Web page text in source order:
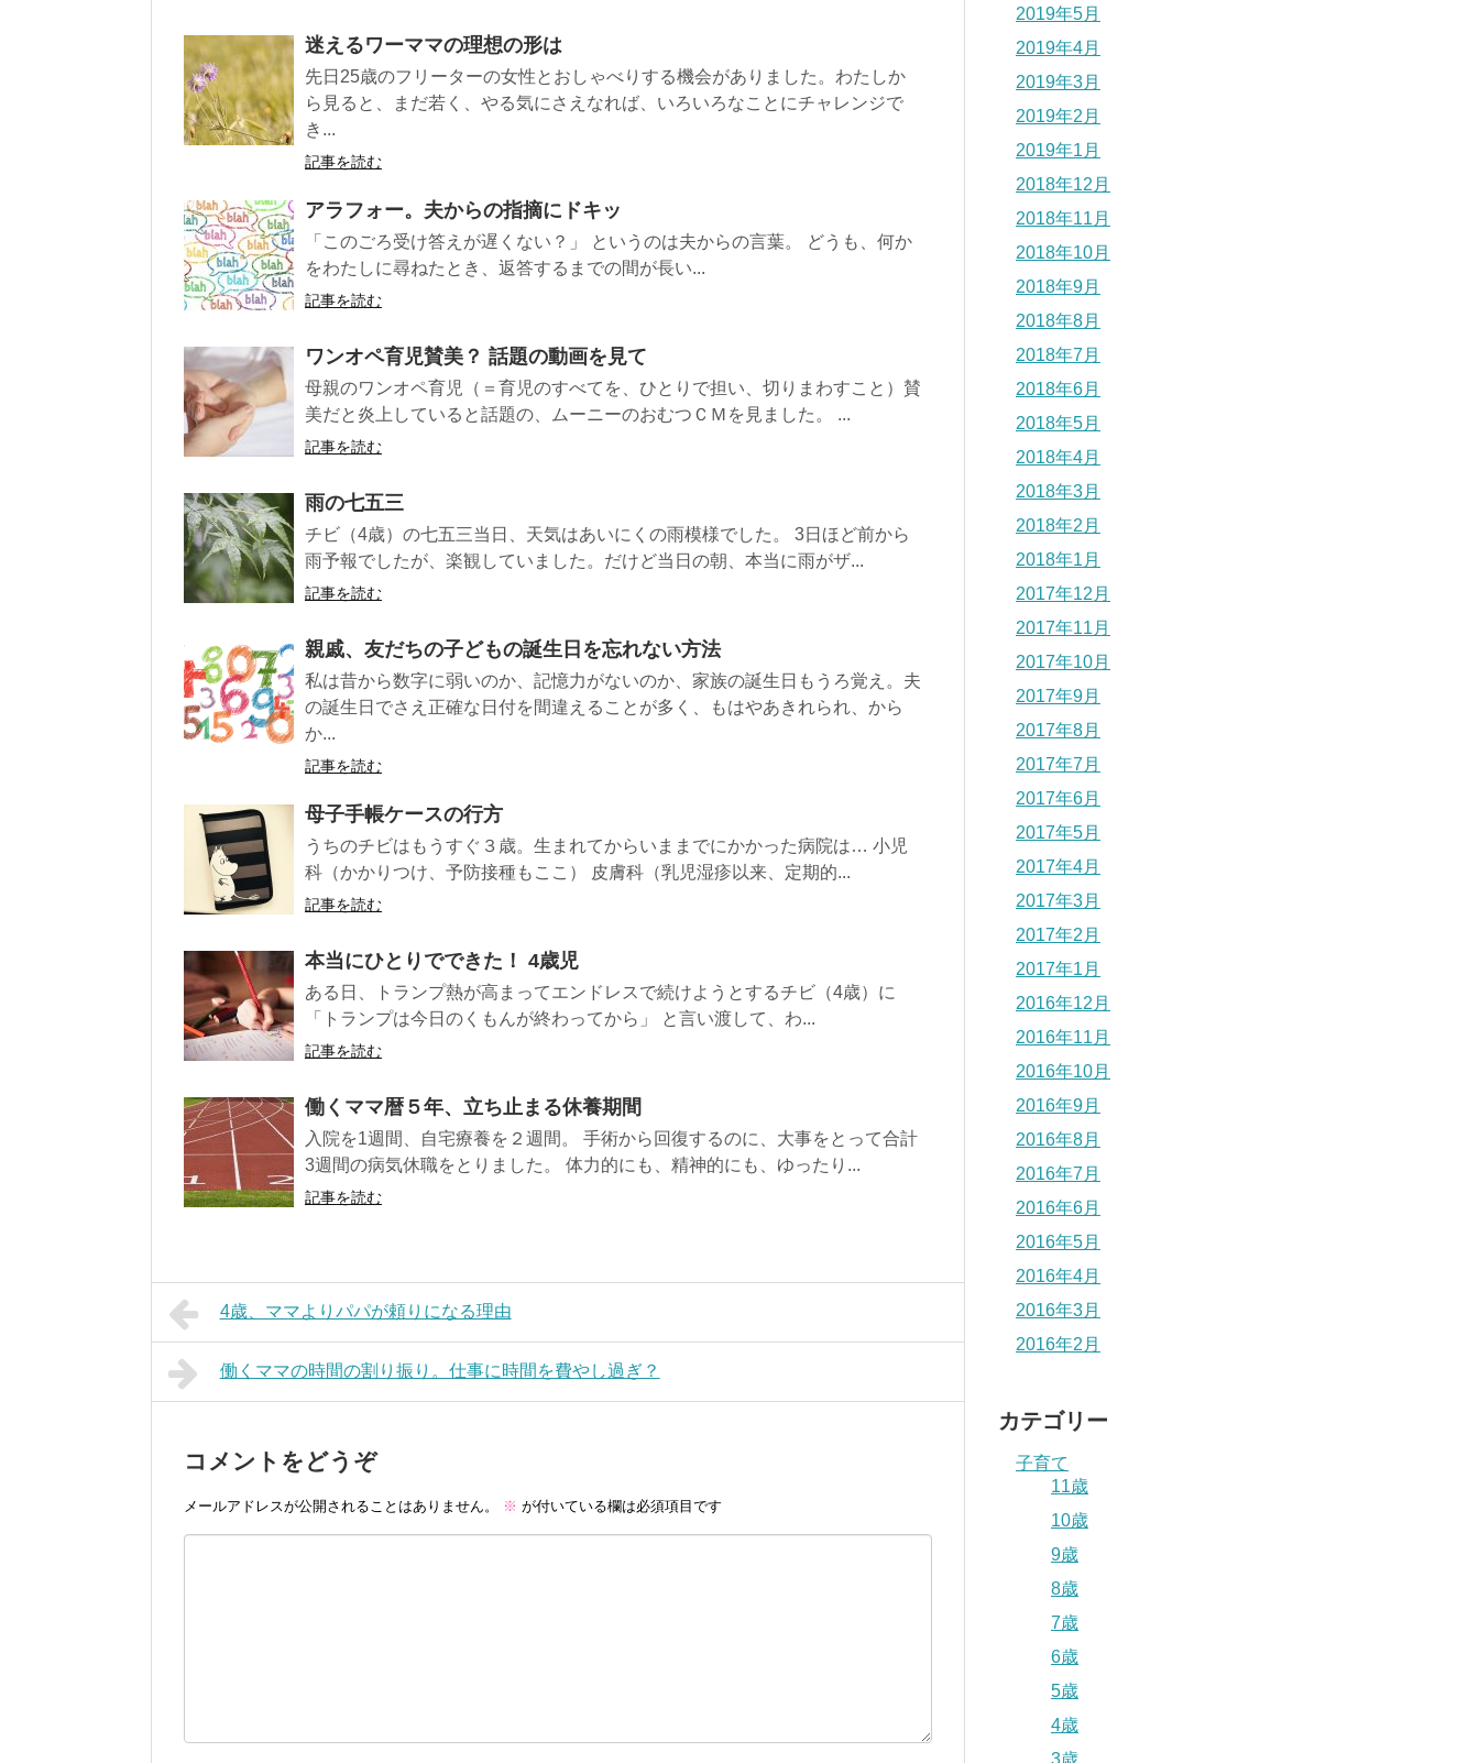
迷えるワーママの理想の形は
先日25歳のフリーターの女性とおしゃべりする機会がありました。わたしか
ら見ると、まだ若く、やる気にさえなれば、いろいろなことにチャレンジで
き...
記事を読む
アラフォー。夫からの指摘にドキッ
「このごろ受け答えが遅くない？」 というのは夫からの言葉。 どうも、何か
をわたしに尋ねたとき、返答するまでの間が長い...
記事を読む
ワンオペ育児賛美？ 話題の動画を見て
母親のワンオペ育児（＝育児のすべてを、ひとりで担い、切りまわすこと）賛
美だと炎上していると話題の、ムーニーのおむつＣＭを見ました。 ...
記事を読む
雨の七五三
チビ（4歳）の七五三当日、天気はあいにくの雨模様でした。 3日ほど前から
雨予報でしたが、楽観していました。だけど当日の朝、本当に雨がザ...
記事を読む
親戚、友だちの子どもの誕生日を忘れない方法
私は昔から数字に弱いのか、記憶力がないのか、家族の誕生日もうろ覚え。夫
の誕生日でさえ正確な日付を間違えることが多く、もはやあきれられ、から
か...
記事を読む
母子手帳ケースの行方
うちのチビはもうすぐ３歳。生まれてからいままでにかかった病院は… 小児
科（かかりつけ、予防接種もここ） 皮膚科（乳児湿疹以来、定期的...
記事を読む
本当にひとりでできた！ 4歳児
ある日、トランプ熱が高まってエンドレスで続けようとするチビ（4歳）に
「トランプは今日のくもんが終わってから」 と言い渡して、わ...
記事を読む
働くママ暦５年、立ち止まる休養期間
入院を1週間、自宅療養を２週間。 手術から回復するのに、大事をとって合計
3週間の病気休職をとりました。 体力的にも、精神的にも、ゆったり...
記事を読む
4歳、ママよりパパが頼りになる理由
働くママの時間の割り振り。仕事に時間を費やし過ぎ？
コメントをどうぞ
メールアドレスが公開されることはありません。 ※ が付いている欄は必須項目です
2019年5月
2019年4月
2019年3月
2019年2月
2019年1月
2018年12月
2018年11月
2018年10月
2018年9月
2018年8月
2018年7月
2018年6月
2018年5月
2018年4月
2018年3月
2018年2月
2018年1月
2017年12月
2017年11月
2017年10月
2017年9月
2017年8月
2017年7月
2017年6月
2017年5月
2017年4月
2017年3月
2017年2月
2017年1月
2016年12月
2016年11月
2016年10月
2016年9月
2016年8月
2016年7月
2016年6月
2016年5月
2016年4月
2016年3月
2016年2月
カテゴリー
子育て
11歳
10歳
9歳
8歳
7歳
6歳
5歳
4歳